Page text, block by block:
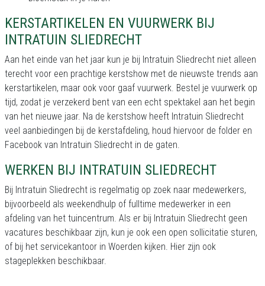
KERSTARTIKELEN EN VUURWERK BIJ
INTRATUIN SLIEDRECHT
Aan het einde van het jaar kun je bij Intratuin Sliedrecht niet alleen
terecht voor een prachtige kerstshow met de nieuwste trends aan
kerstartikelen, maar ook voor gaaf vuurwerk. Bestel je vuurwerk op
tijd, zodat je verzekerd bent van een echt spektakel aan het begin
van het nieuwe jaar. Na de kerstshow heeft Intratuin Sliedrecht
veel aanbiedingen bij de kerstafdeling, houd hiervoor de folder en
Facebook van Intratuin Sliedrecht in de gaten.
WERKEN BIJ INTRATUIN SLIEDRECHT
Bij Intratuin Sliedrecht is regelmatig op zoek naar medewerkers,
bijvoorbeeld als weekendhulp of fulltime medewerker in een
afdeling van het tuincentrum. Als er bij Intratuin Sliedrecht geen
vacatures beschikbaar zijn, kun je ook een open sollicitatie sturen,
of bij het servicekantoor in Woerden kijken. Hier zijn ook
stageplekken beschikbaar.